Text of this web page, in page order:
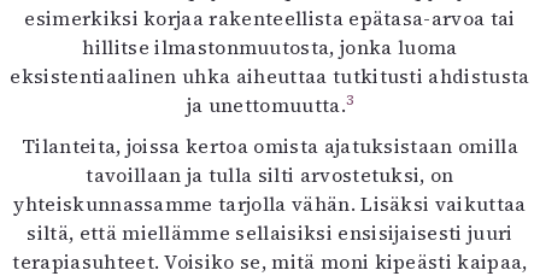
esimerkiksi korjaa rakenteellista epätasa-arvoa tai
hillitse ilmastonmuutosta, jonka luoma
eksistentiaalinen uhka aiheuttaa tutkitusti ahdistusta
ja unettomuutta.3
Tilanteita, joissa kertoa omista ajatuksistaan omilla
tavoillaan ja tulla silti arvostetuksi, on
yhteiskunnassamme tarjolla vähän. Lisäksi vaikuttaa
siltä, että miellämme sellaisiksi ensisijaisesti juuri
terapiasuhteet. Voisiko se, mitä moni kipeästi kaipaa,